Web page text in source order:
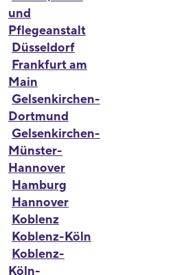
und
Pflegeanstalt
Düsseldorf
Frankfurt am
Main
Gelsenkirchen-
Dortmund
Gelsenkirchen-
Münster-
Hannover
Hamburg
Hannover
Koblenz
Koblenz-Köln
Koblenz-
Köln-